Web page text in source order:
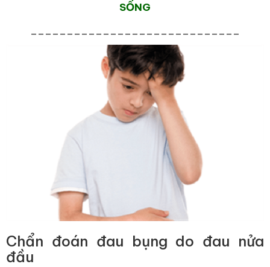
SỐNG
_____________________________
Chẩn đoán đau bụng do đau nửa
đầu